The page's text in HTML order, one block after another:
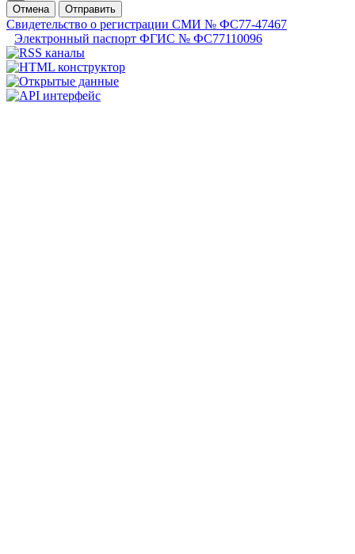
Отмена
Отправить
Свидетельство о регистрации СМИ № ФС77-47467
Электронный паспорт ФГИС № ФС77110096